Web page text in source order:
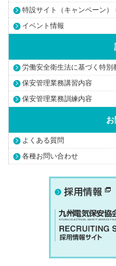
特設サイト（キャンペーン）
イベント情報
労働安全衛生法に基づく特別
保安管理業務講習内容
保安管理業務訓練内容
よくある質問
各種お問い合わせ